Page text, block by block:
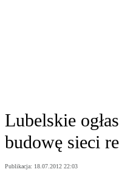
Lubelskie
budowę sieci
Publikacja: 18.07.2012 22:03